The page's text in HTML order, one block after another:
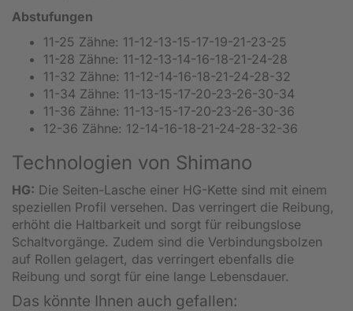
Abstufungen
11-25 Zähne: 11-12-13-15-17-19-21-23-25
11-28 Zähne: 11-12-13-14-16-18-21-24-28
11-32 Zähne: 11-12-14-16-18-21-24-28-32
11-34 Zähne: 11-13-15-17-20-23-26-30-34
11-36 Zähne: 11-13-15-17-20-23-26-30-36
12-36 Zähne: 12-14-16-18-21-24-28-32-36
Technologien von Shimano
HG: Die Seiten-Lasche einer HG-Kette sind mit einem
speziellen Profil versehen. Das verringert die Reibung,
erhöht die Haltbarkeit und sorgt für reibungslose
Schaltvorgänge. Zudem sind die Verbindungsbolzen
auf Rollen gelagert, das verringert ebenfalls die
Reibung und sorgt für eine lange Lebensdauer.
Das könnte Ihnen auch gefallen: